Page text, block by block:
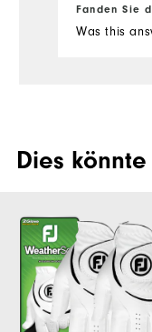
Fanden Sie
Was this
Dies